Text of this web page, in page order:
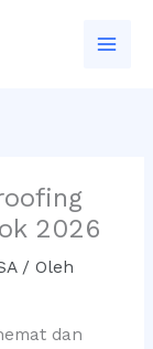
2026
/ Oleh
dan